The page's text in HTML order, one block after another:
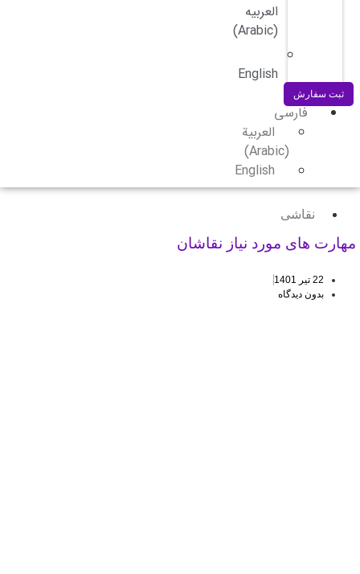
العربیه
Arabic
)
English
ثبت سفارش
فارسی
العربية
Arabic
)
English
نقاشی
های مورد نیاز نقاشان
22 تیر 1401
بدون دیدگاه